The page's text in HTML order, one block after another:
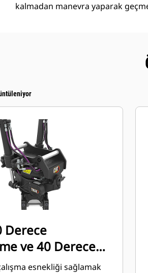
kalmadan manevra yaparak
Derece
ve 40 Derece
esnekliği sağlamak